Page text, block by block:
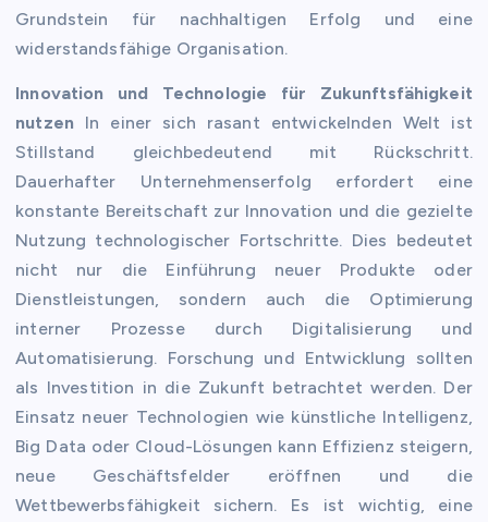
Grundstein für nachhaltigen Erfolg und eine
widerstandsfähige Organisation.
Innovation und Technologie für Zukunftsfähigkeit
nutzen In einer sich rasant entwickelnden Welt ist
Stillstand gleichbedeutend mit Rückschritt.
Dauerhafter Unternehmenserfolg erfordert eine
konstante Bereitschaft zur Innovation und die gezielte
Nutzung technologischer Fortschritte. Dies bedeutet
nicht nur die Einführung neuer Produkte oder
Dienstleistungen, sondern auch die Optimierung
interner Prozesse durch Digitalisierung und
Automatisierung. Forschung und Entwicklung sollten
als Investition in die Zukunft betrachtet werden. Der
Einsatz neuer Technologien wie künstliche Intelligenz,
Big Data oder Cloud-Lösungen kann Effizienz steigern,
neue Geschäftsfelder eröffnen und die
Wettbewerbsfähigkeit sichern. Es ist wichtig, eine